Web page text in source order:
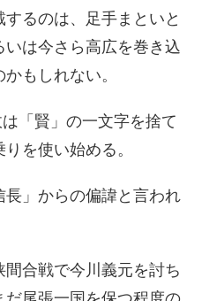
るのは、足手まといと
は今さら高広を巻き込
もしれない。
「賢」の一文字を捨て
を使い始める。
長」からの偏諱と言われ
合戦で今川義元を討ち